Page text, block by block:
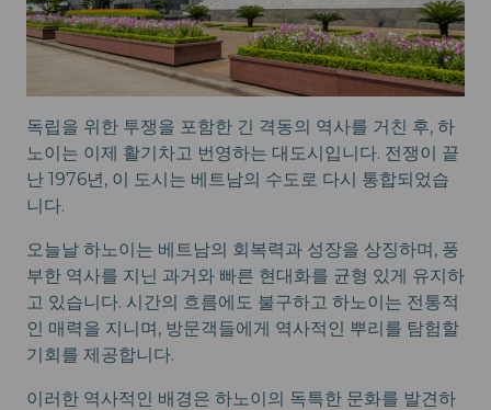
독립을 위한 투쟁을 포함한 긴 격동의 역사를 거친 후, 하
노이는 이제 활기차고 번영하는 대도시입니다. 전쟁이 끝
난 1976년, 이 도시는 베트남의 수도로 다시 통합되었습
니다.
오늘날 하노이는 베트남의 회복력과 성장을 상징하며, 풍
부한 역사를 지닌 과거와 빠른 현대화를 균형 있게 유지하
고 있습니다. 시간의 흐름에도 불구하고 하노이는 전통적
인 매력을 지니며, 방문객들에게 역사적인 뿌리를 탐험할
기회를 제공합니다.
이러한 역사적인 배경은 하노이의 독특한 문화를 발견하